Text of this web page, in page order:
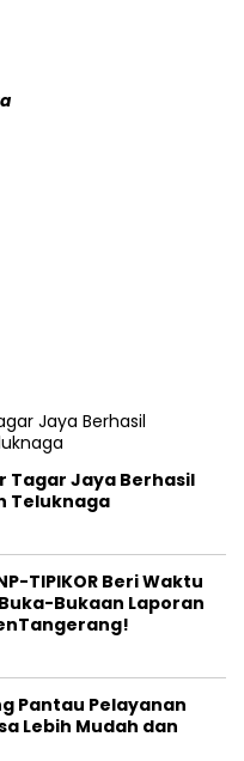
Tagar Jaya Berhasil
Teluknaga
TIPIKOR Beri Waktu
Bukaan Laporan
Pantau Pelayanan
Lebih Mudah dan